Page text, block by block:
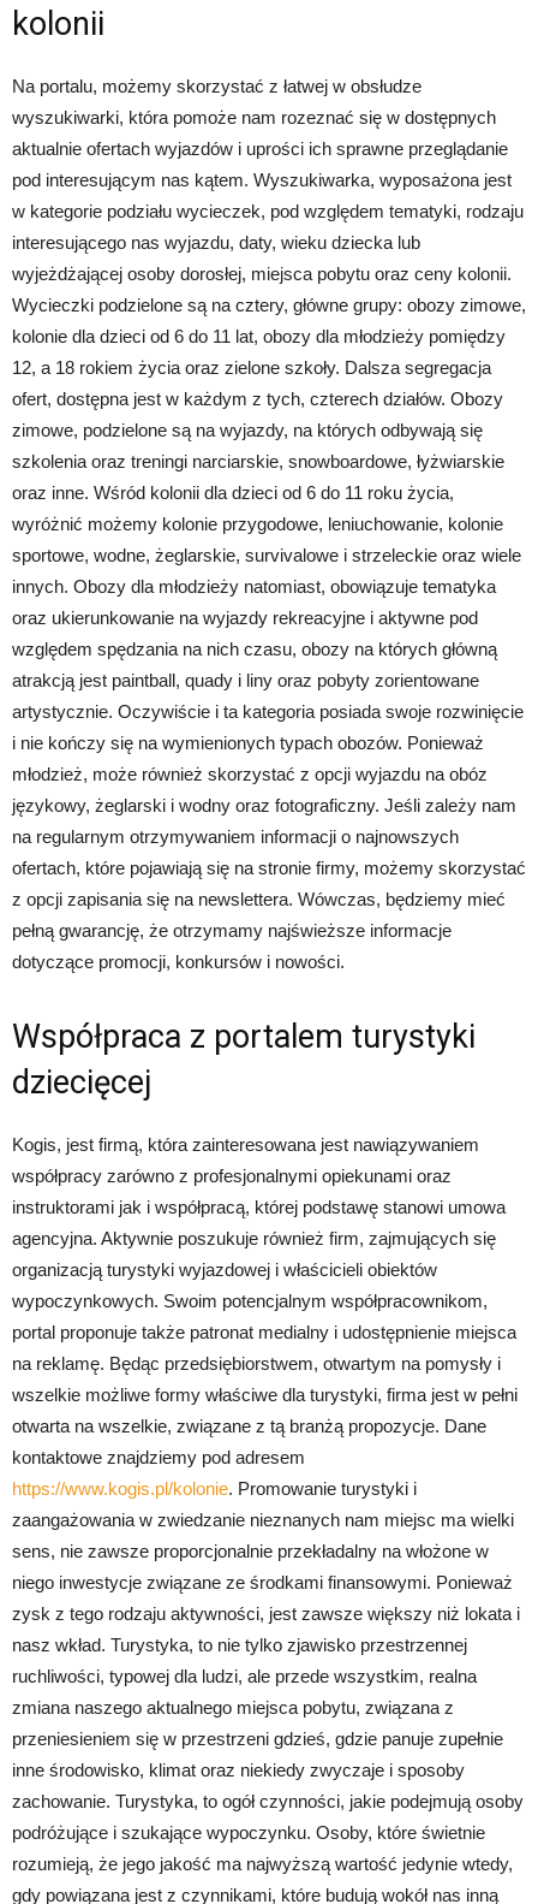
kolonii
Na portalu, możemy skorzystać z łatwej w obsłudze
wyszukiwarki, która pomoże nam rozeznać się w dostępnych
aktualnie ofertach wyjazdów i uprości ich sprawne przeglądanie
pod interesującym nas kątem. Wyszukiwarka, wyposażona jest
w kategorie podziału wycieczek, pod względem tematyki, rodzaju
interesującego nas wyjazdu, daty, wieku dziecka lub
wyjeżdżającej osoby dorosłej, miejsca pobytu oraz ceny kolonii.
Wycieczki podzielone są na cztery, główne grupy: obozy zimowe,
kolonie dla dzieci od 6 do 11 lat, obozy dla młodzieży pomiędzy
12, a 18 rokiem życia oraz zielone szkoły. Dalsza segregacja
ofert, dostępna jest w każdym z tych, czterech działów. Obozy
zimowe, podzielone są na wyjazdy, na których odbywają się
szkolenia oraz treningi narciarskie, snowboardowe, łyżwiarskie
oraz inne. Wśród kolonii dla dzieci od 6 do 11 roku życia,
wyróżnić możemy kolonie przygodowe, leniuchowanie, kolonie
sportowe, wodne, żeglarskie, survivalowe i strzeleckie oraz wiele
innych. Obozy dla młodzieży natomiast, obowiązuje tematyka
oraz ukierunkowanie na wyjazdy rekreacyjne i aktywne pod
względem spędzania na nich czasu, obozy na których główną
atrakcją jest paintball, quady i liny oraz pobyty zorientowane
artystycznie. Oczywiście i ta kategoria posiada swoje rozwinięcie
i nie kończy się na wymienionych typach obozów. Ponieważ
młodzież, może również skorzystać z opcji wyjazdu na obóz
językowy, żeglarski i wodny oraz fotograficzny. Jeśli zależy nam
na regularnym otrzymywaniem informacji o najnowszych
ofertach, które pojawiają się na stronie firmy, możemy skorzystać
z opcji zapisania się na newslettera. Wówczas, będziemy mieć
pełną gwarancję, że otrzymamy najświeższe informacje
dotyczące promocji, konkursów i nowości.
Współpraca z portalem turystyki
dziecięcej
Kogis, jest firmą, która zainteresowana jest nawiązywaniem
współpracy zarówno z profesjonalnymi opiekunami oraz
instruktorami jak i współpracą, której podstawę stanowi umowa
agencyjna. Aktywnie poszukuje również firm, zajmujących się
organizacją turystyki wyjazdowej i właścicieli obiektów
wypoczynkowych. Swoim potencjalnym współpracownikom,
portal proponuje także patronat medialny i udostępnienie miejsca
na reklamę. Będąc przedsiębiorstwem, otwartym na pomysły i
wszelkie możliwe formy właściwe dla turystyki, firma jest w pełni
otwarta na wszelkie, związane z tą branżą propozycje. Dane
kontaktowe znajdziemy pod adresem
https://www.kogis.pl/kolonie. Promowanie turystyki i
zaangażowania w zwiedzanie nieznanych nam miejsc ma wielki
sens, nie zawsze proporcjonalnie przekładalny na włożone w
niego inwestycje związane ze środkami finansowymi. Ponieważ
zysk z tego rodzaju aktywności, jest zawsze większy niż lokata i
nasz wkład. Turystyka, to nie tylko zjawisko przestrzennej
ruchliwości, typowej dla ludzi, ale przede wszystkim, realna
zmiana naszego aktualnego miejsca pobytu, związana z
przeniesieniem się w przestrzeni gdzieś, gdzie panuje zupełnie
inne środowisko, klimat oraz niekiedy zwyczaje i sposoby
zachowanie. Turystyka, to ogół czynności, jakie podejmują osoby
podróżujące i szukające wypoczynku. Osoby, które świetnie
rozumieją, że jego jakość ma najwyższą wartość jedynie wtedy,
gdy powiązana jest z czynnikami, które budują wokół nas inną